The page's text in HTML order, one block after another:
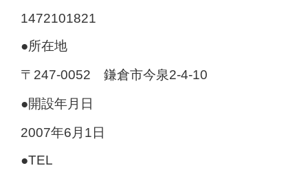
1472101821
●所在地
〒247-0052 鎌倉市今泉2-4-10
●開設年月日
2007年6月1日
●TEL